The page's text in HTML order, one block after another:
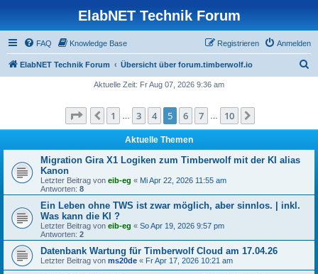
ElabNET Technik Forum
FAQ Knowledge Base Anmelden
Registrieren
ElabNET Technik Forum Übersicht über forum.timberwolf.io
e
Aktuelle Zeit: Fr Aug 07, 2026 9:36 am
Seite von 10
Vorherige
1 3 4 5 6 7 10
Aktuelle Themen
Migration Gira X1 Logiken zum Timberwolf mit der KI alias
Kanon
Letzter Beitrag von eib-eg « Mi Apr 22, 2026 11:55 am
Antworten: 8
Ein Leben ohne TWS ist zwar möglich, aber sinnlos. | inkl.
Was kann die KI ?
Letzter Beitrag von eib-eg « So Apr 19, 2026 9:57 pm
Antworten: 2
Datenbank Wartung für Timberwolf Cloud am 17.04.26
Letzter Beitrag von ms20de « Fr Apr 17, 2026 10:21 am